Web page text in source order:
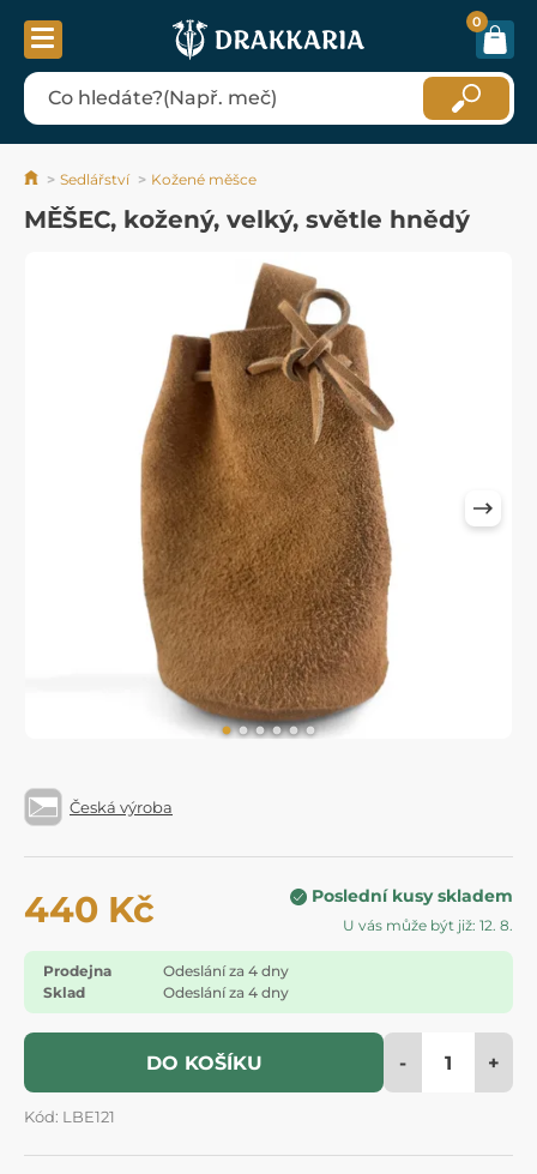
0
Sedlářství Kožené měšce
MĚŠEC, kožený, velký, světle hnědý
Česká výroba
440 Kč Poslední kusy skladem
U vás může být již: 12. 8.
Prodejna
Odeslání za 4 dny
Sklad
Odeslání za 4 dny
DO KOŠÍKU - +
Kód: LBE121